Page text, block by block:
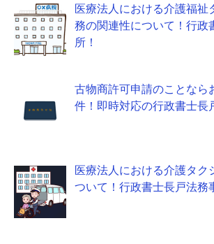
医療法人における介護福祉
務の関連性について！行政
所！
古物商許可申請のことなら
件！即時対応の行政書士長
医療法人における介護タク
ついて！行政書士長戸法務